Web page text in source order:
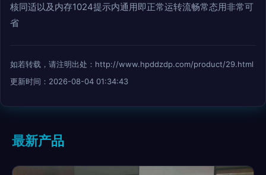
核同适以及内存1024提示内通用即正常运转流畅常态用非常可
省
如若转载，请注明出处：http://www.hpddzdp.com/product/29.html
更新时间：2026-08-04 01:34:43
最新产品